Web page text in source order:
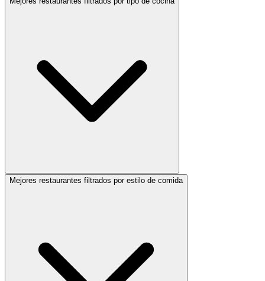
Mejores restaurantes filtrados por estilo de comida